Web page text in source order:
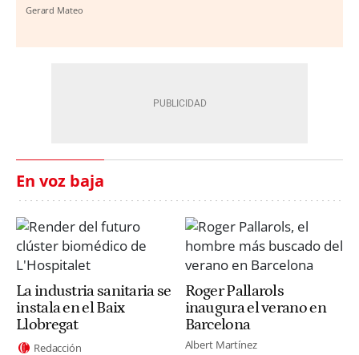
Gerard Mateo
En voz baja
La industria sanitaria se
instala en el Baix
Llobregat
Redacción
Roger Pallarols
inaugura el verano en
Barcelona
Albert Martínez